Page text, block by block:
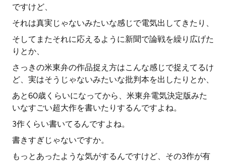
ですけど、
それは真実じゃないみたいな感じで電気出してきたり、
そしてまたそれに応えるように新聞で論戦を繰り広げた
りとか、
さっきの米東弁の作品捉え方はこんな感じで捉えてるけ
ど、実はそうじゃないみたいな批判本を出したりとか、
あと60歳くらいになってから、米東弁電気決定版みた
いなすごい超大作を書いたりするんですよね。
3作くらい書いてるんですよね。
書きすぎじゃないですか。
もっとあったような気がするんですけど、その3作が有